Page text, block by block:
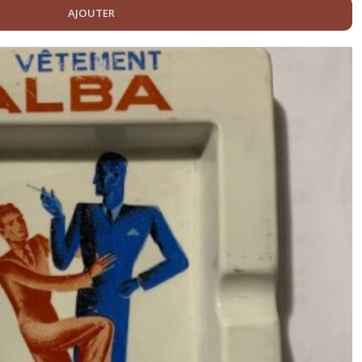
AJOUTER